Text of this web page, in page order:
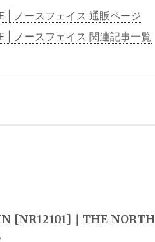
| ノースフェイス 通販ページ
| ノースフェイス 関連記事一覧
[NR12101]｜THE NORTH